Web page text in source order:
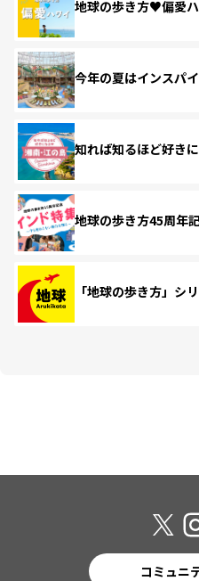
地球の歩き方♥偏愛
今年の夏はインスパ
知れば知るほど好き
地球の歩き方45周年
「地球の歩き方」シ
コミュニ